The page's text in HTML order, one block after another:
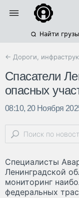
Найти грузы
← Дороги,
Спасатели
опасных
08:10, 20 Ноября
Специалисты
Ленинградской
мониторинг
федеральных